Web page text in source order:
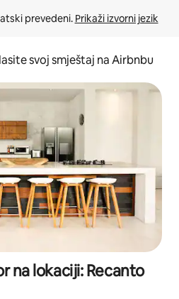
prevedeni. Prikaži izvorni jezik
svoj smještaj na Airbnbu
na lokaciji: Recanto